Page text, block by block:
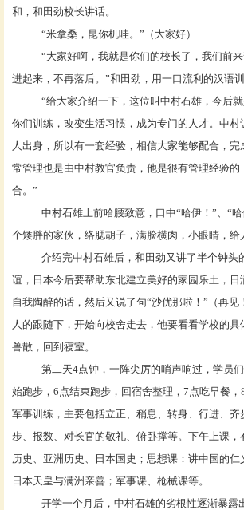
和，和田劲校长讲话。
“米拿桑，昆你机哇。”（大家好）
“大家好啊，我就是你们的校长了，我们前
进起来，不再落后。”和田劲，用一口流利的汉语训
“给大家介绍一下，这位叫中村石雄，今后
你们训练，改变生活习惯，成为专门的人才。中
人出身，所以有一套经验，相信大家能够配合，完
常管理也是由中村教官负责，他是很有管理经验
合。”
中村石雄上前哈腰致意，口中“哈伊！”、“
个矮胖的家伙，络腮胡子，满脸横肉，小眼睛，给
介绍完中村石雄后，和田劲又讲了半个钟头
谊，日本今后要帮助东北建立美好的家园乐土，日
自我陶醉的话，然后又说了句“沙优那啦！”（再
人的跟随下，开始向校舍走去，他要看看学校的
兽散，回到寝室。
第二天4点钟，一阵尖厉的哨声响过，学员
始跑步，6点结束跑步，回宿舍整理，7点吃早餐
军事训练，主要包括立正、稍息、转身、行进、
步、报数、对长官的敬礼、俯卧撑等。下午上课，
历史、亚洲历史、日本国史；思想课：讲中国的仁
日本天皇与满洲亲善；军事课、枪械课等。
开学一个月后，中村石雄的劣根性逐渐暴露